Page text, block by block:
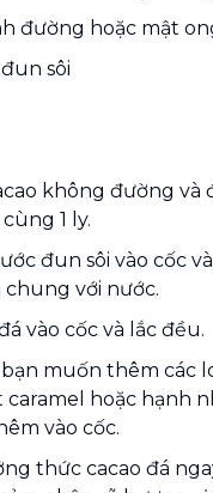
đường hoặc mật
sôi
không đường và
1 ly.
đun sôi vào cốc
chung với nước.
vào cốc và lắc đều.
bạn muốn thêm các
caramel hoặc hạnh
vào cốc.
thức cacao đá